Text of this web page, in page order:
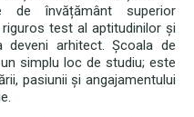
de învățământ superior
test al aptitudinilor și
deveni arhitect. Școala de
simplu loc de studiu; este
pasiunii și angajamentului